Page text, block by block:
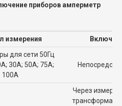
приборов амперметр
измерения
для сети 50Гц
30А; 50А; 75А;
100А
Через